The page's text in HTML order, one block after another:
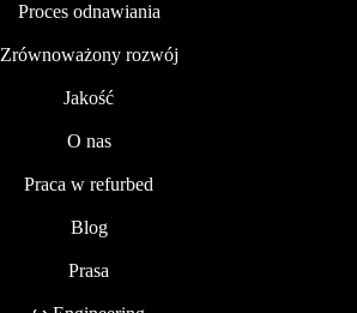
Proces odnawiania
Zrównoważony rozwój
Jakość
O nas
Praca w refurbed
Blog
Prasa